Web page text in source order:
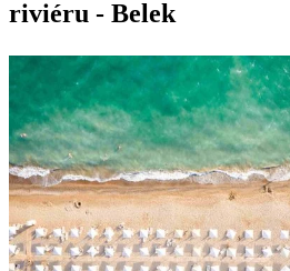
riviéru - Belek